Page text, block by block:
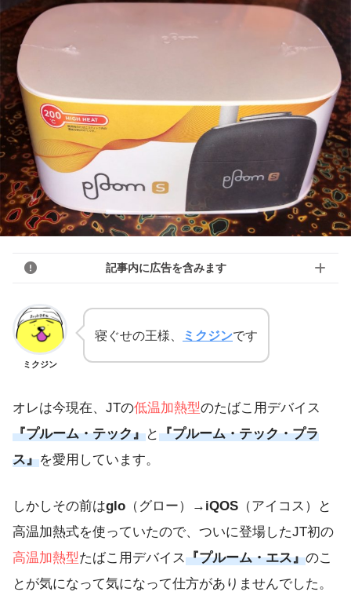
記事内に広告を含みます
ミクジン
寝ぐせの王様、 ミクジンです
オレは今現在、JTの低温加熱型のたばこ用デバイス
『プルーム・テック』と『プルーム・テック・プラ
ス』を愛用しています。
しかしその前はglo （グロー）→ iQOS （アイコス）と
高温加熱式を使っていたので、ついに登場したJT初の
高温加熱型たばこ用デバイス『プルーム・エス』のこ
とが気になって気になって仕方がありませんでした。